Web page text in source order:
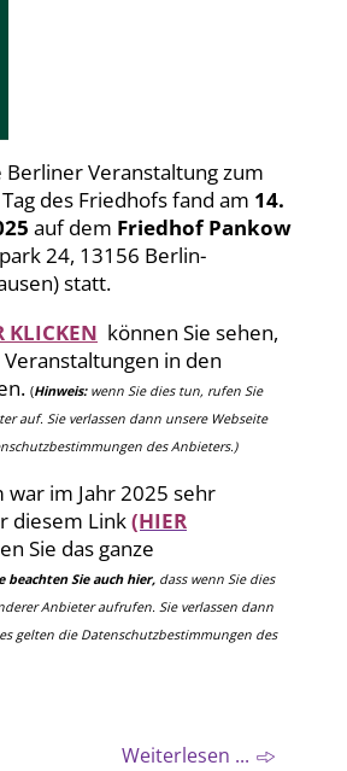
Berliner Veranstaltung zum
des Friedhofs fand am 14.
auf dem Friedhof Pankow
24, 13156 Berlin-
statt.
KLICKEN können Sie sehen,
in den
(Hinweis: wenn Sie dies tun, rufen Sie
auf. Sie verlassen dann unsere Webseite
des Anbieters.)
war im Jahr 2025 sehr
diesem Link(HIER
Sie das ganze
beachten Sie auch hier, dass wenn Sie dies
Anbieter aufrufen. Sie verlassen dann
gelten die Datenschutzbestimmungen des
Weiterlesen ...